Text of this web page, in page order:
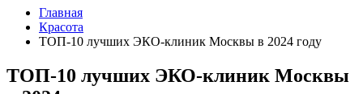
Главная
Красота
ТОП-10 лучших ЭКО-клиник Москвы в 2024 году
ТОП-10 лучших ЭКО-клиник Москвы